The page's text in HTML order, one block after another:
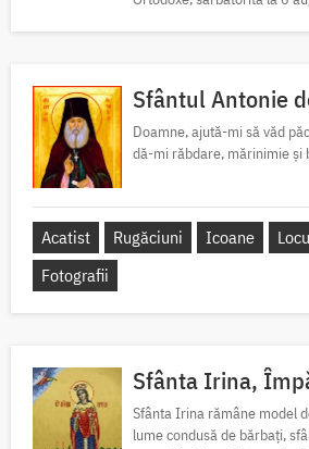
Sfântul Antonie
Doamne, ajută-mi să văd
dă-mi răbdare, mărinimie şi
Acatist Rugăciuni Icoane
Fotografii
Sfânta Irina,
Sfânta Irina rămâne model
lume condusă de bărbați,